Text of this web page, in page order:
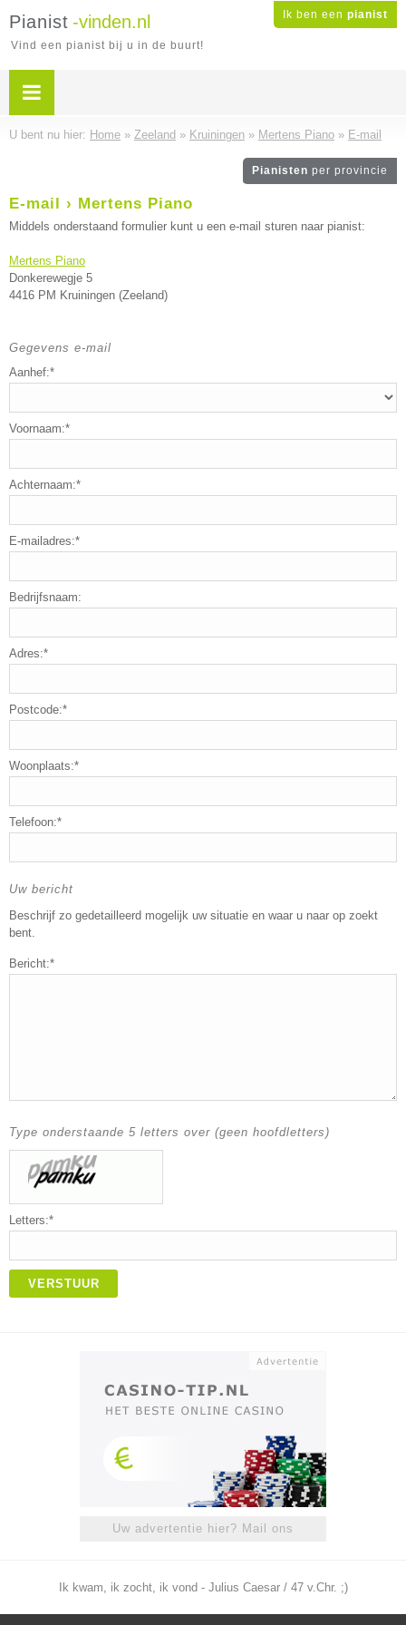
Ik ben een pianist
Pianist -vinden.nl
Vind een pianist bij u in de buurt!
U bent nu hier: Home » Zeeland » Kruiningen » Mertens Piano » E-mail
Pianisten per provincie
E-mail › Mertens Piano
Middels onderstaand formulier kunt u een e-mail sturen naar pianist:
Mertens Piano
Donkerewegje 5
4416 PM Kruiningen (Zeeland)
Gegevens e-mail
Aanhef:*
Voornaam:*
Achternaam:*
E-mailadres:*
Bedrijfsnaam:
Adres:*
Postcode:*
Woonplaats:*
Telefoon:*
Uw bericht
Beschrijf zo gedetailleerd mogelijk uw situatie en waar u naar op zoekt
bent.
Bericht:*
Type onderstaande 5 letters over (geen hoofdletters)
Letters:*
VERSTUUR
Uw advertentie hier? Mail ons
Ik kwam, ik zocht, ik vond - Julius Caesar / 47 v.Chr. ;)